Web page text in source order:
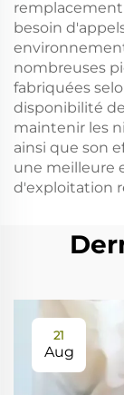
remplacement
besoin
nombreuses
fabriquées
disponibilité
maintenir les
ainsi que son
une meilleure
d'exploitation
21
Aug